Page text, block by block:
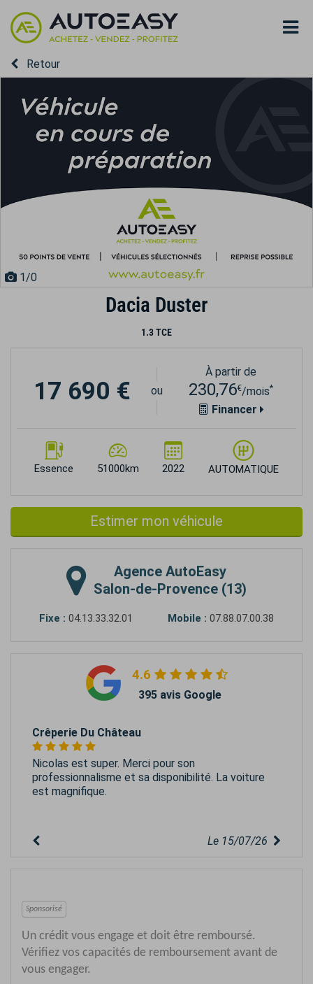
Retour
1/0
Dacia Duster
1.3 TCE
Essence 51000km 2022 AUTOMATIQUE
17 690 € ou
À partir de
230,76€/mois*
Financer
Estimer mon véhicule
Agence AutoEasy
Salon-de-Provence (13)
Fixe : 04.13.33.32.01 Mobile : 07.88.07.00.38
4.6
395 avis Google
Crêperie Du Château
Nicolas est super. Merci pour son
professionnalisme et sa disponibilité. La voiture
est magnifique.
Le 15/07/26